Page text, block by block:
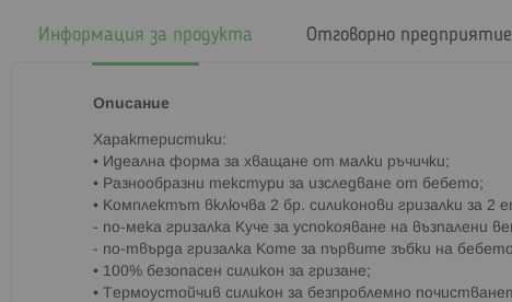
Информация за продукта
Описание
Характеристики:
• Идеална форма за хващане от малки ръчички;
• Разнообразни текстури за изследване от бебето;
• Комплектът включва 2 бр. силиконови гризалки за 2
- по-мека гризалка Куче за успокояване на възпалени
- по-твърда гризалка Коте за първите зъбки на
• 100% безопасен силикон за гризане;
• Термоустойчив силикон за безпроблемно
Отговорно предприятие